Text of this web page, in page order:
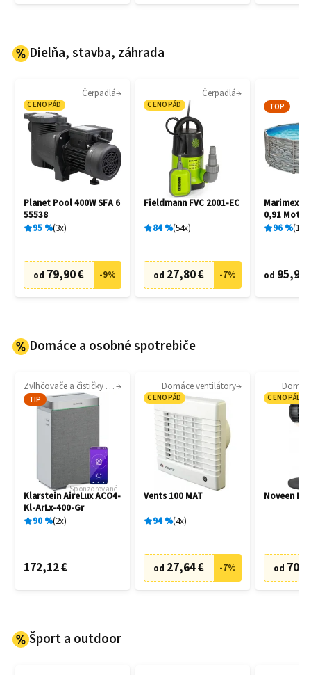
Dielňa, stavba, záhrada
Čerpadlá
CENOPÁD
Planet Pool 400W SFA 6
55538
95% 3x
od 79,90 € -9%
Čerpadlá
CENOPÁD
Fieldmann FVC 2001-EC
84% 54x
od 27,80 € -7%
TOP
Marimex
0,91 Motív
10340245
96% 15
od 95,90
Domáce a osobné spotrebiče
Zvlhčovače a čističky vzduchu
TIP
Sponzorované
Klarstein AireLux ACO4-
Kl-ArLx-400-Gr
90% 2x
172,12 €
Domáce ventilátory
CENOPÁD
Vents 100 MAT
94% 4x
od 27,64 € -7%
CENOPÁD
Noveen
od
Šport a outdoor